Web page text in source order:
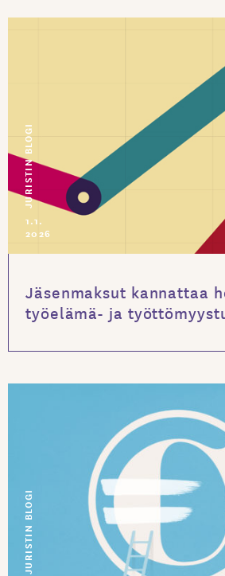
JURISTIN BLOGI
1.1.
2026
Jäsenmaksut kannattaa
työelämä- ja
JURISTIN BLOGI